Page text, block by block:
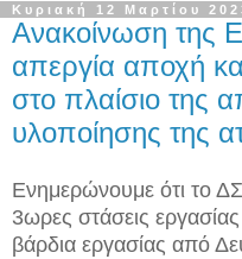
Κυριακή 12 Μαρτίου
Ανακοίνωση της
απεργία αποχή
στο πλαίσιο της
υλοποίησης της
Ενημερώνουμε ότι το
3ωρες στάσεις
βάρδια εργασίας από